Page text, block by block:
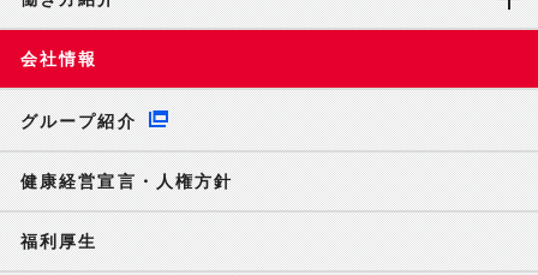
会社情報
グループ紹介
健康経営宣言・人権方針
福利厚生